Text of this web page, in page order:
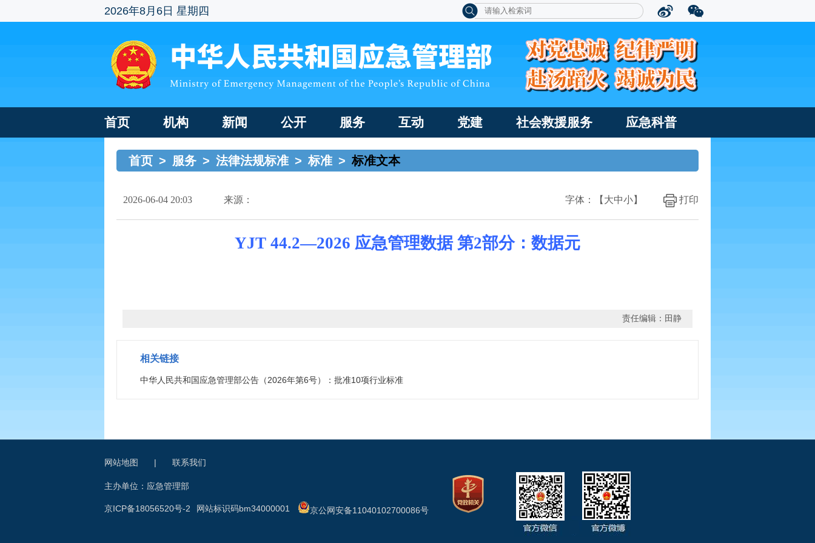
2026年8月6日 星期四
首页 机构 新闻 公开 服务 互动 党建 社会救援服务 应急科普
首页 > 服务 > 法律法规标准 > 标准 > 标准文本
2026-06-04 20:03 来源： 打印
字体：【 大中小】
YJT 44.2—2026 应急管理数据 第2部分：数据元
责任编辑：田静
相关链接
中华人民共和国应急管理部公告（2026年第6号）：批准10项行业标准
网站地图 | 联系我们
主办单位：应急管理部
网站标识码bm34000001
京ICP备18056520号-2 京公网安备11040102700086号